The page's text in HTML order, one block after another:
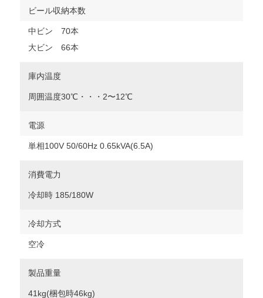
ビール収納本数
中ビン 70本
大ビン 66本
庫内温度
周囲温度30℃・・・2〜12℃
電源
単相100V 50/60Hz 0.65kVA(6.5A)
消費電力
冷却時 185/180W
冷却方式
空冷
製品重量
41kg(梱包時46kg)